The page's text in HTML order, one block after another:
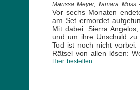
Marissa Meyer, Tamara
Vor sechs Monaten
am Set ermordet
Mit dabei: Sierra
und um ihre Unschuld
Tod ist noch nicht
Rätsel von allen lösen:
Hier bestellen